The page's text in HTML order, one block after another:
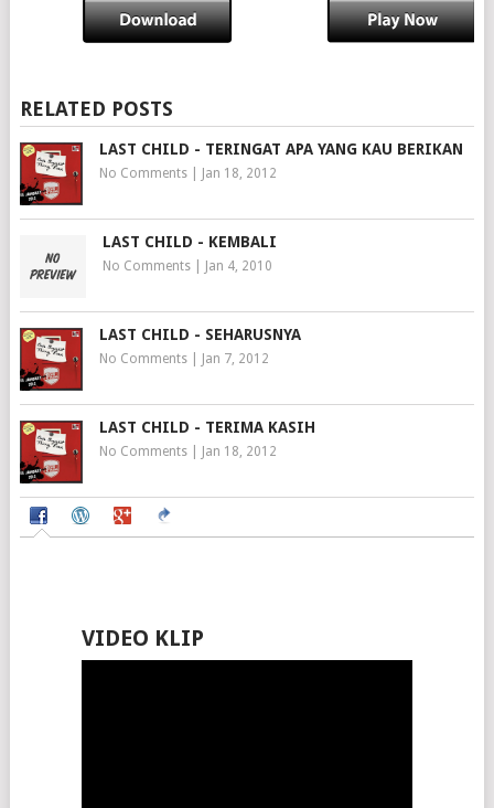
RELATED POSTS
LAST CHILD - TERINGAT APA YANG KAU BERIKAN
No Comments| Jan 18, 2012
LAST CHILD - KEMBALI
No Comments| Jan 4, 2010
LAST CHILD - SEHARUSNYA
No Comments| Jan 7, 2012
LAST CHILD - TERIMA KASIH
No Comments| Jan 18, 2012
VIDEO KLIP